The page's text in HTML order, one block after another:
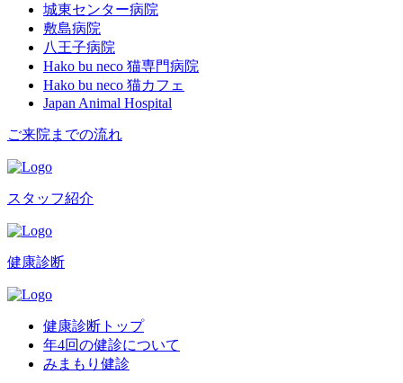
城東センター病院
敷島病院
八王子病院
Hako bu neco 猫専門病院
Hako bu neco 猫カフェ
Japan Animal Hospital
ご来院までの流れ
スタッフ紹介
健康診断
健康診断トップ
年4回の健診について
みまもり健診